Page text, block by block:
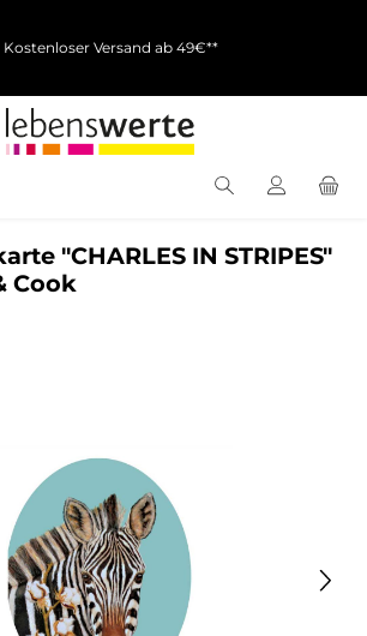
Kostenloser Versand ab 49€**
"CHARLES IN STRIPES"
Cook